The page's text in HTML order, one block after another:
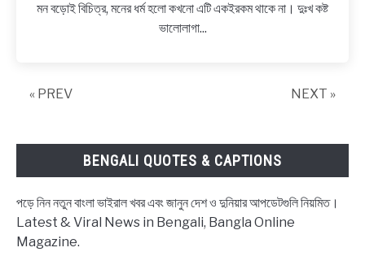
নিয়ে
উক্তি
ক্যাপশন
~
Bengali
মন বড়োই বিচিত্র, মনের ধর্ম হলো কখনো এটি একইরকম থাকে না। দুঃখ কষ্ট
ভালোলাগা...
« PREV NEXT »
BENGALI QUOTES & CAPTIONS
পড়ে নিন নতুন বাংলা ভাইরাল খবর এবং জানুন দেশ ও দুনিয়ার আপডেটগুলি নিয়মিত।
Latest & Viral News in Bengali, Bangla Online
Magazine.